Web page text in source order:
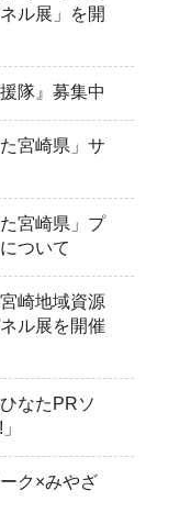
ル展」を開
隊』募集中
宮崎県」サ
宮崎県」プ
ついて
崎地域資源
ル展を開催
なたPRソ
ク×みやざ